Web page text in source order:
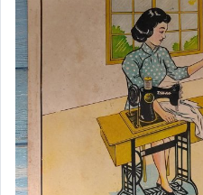
★沉木木雕工藝擺件雕品
★中國壽山石玉石精雕擺件
★夜光帶皮石球夜明珠
★青銅兵器.銅雕雜件類
★近代銅器.銅雕.銅爐擺件